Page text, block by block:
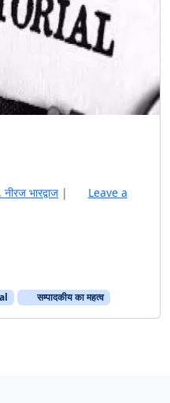
नीरज भारद्वाज |
Leave a
सम्पादकीय का महत्व